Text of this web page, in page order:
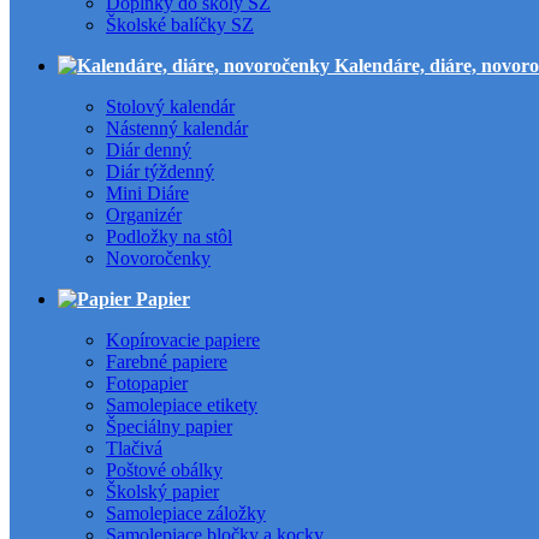
Školské balíčky SZ
Kalendáre, diáre,
Stolový kalendár
Nástenný kalendár
Diár denný
Diár týždenný
Mini Diáre
Organizér
Podložky na stôl
Novoročenky
Papier
Kopírovacie papiere
Farebné papiere
Fotopapier
Samolepiace etikety
Špeciálny papier
Tlačivá
Poštové obálky
Školský papier
Samolepiace záložky
Samolepiace bločky a kocky